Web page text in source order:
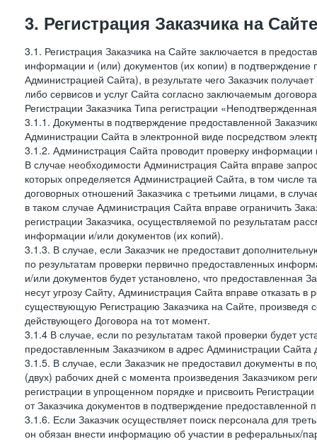
3. Регистрация Заказчика на Сайте
3.1. Регистрация Заказчика на Сайте заключается в
информации и (или) документов (их копии) в
Администрацией Сайта), в результате чего Заказчик
либо сервисов и услуг Сайта согласно заключаемым
Регистрации Заказчика Типа регистрации
3.1.1. Документы в подтверждение предоставленной
Администрации Сайта в электронной виде посредством
3.1.2. Администрация Сайта проводит проверку информации
В случае необходимости Администрация Сайта вправе
которых определяется Администрацией Сайта, в том числе
договорных отношений Заказчика с третьими лицами, в
в таком случае Администрация Сайта вправе ограничить
регистрации Заказчика, осуществляемой по результатам
информации и/или документов (их копий).
3.1.3. В случае, если Заказчик не предоставит
по результатам проверки первично предоставленных
и/или документов будет установлено, что предоставленная
несут угрозу Сайту, Администрация Сайта вправе отказать
существующую Регистрацию Заказчика на Сайте, произведя
действующего Договора на тот момент.
3.1.4 В случае, если по результатам такой проверки будет
предоставленным Заказчиком в адрес Администрации
3.1.5. В случае, если Заказчик не предоставил документы в
(двух) рабочих дней с момента произведения Заказчиком
регистрации в упрощенном порядке и присвоить
от Заказчика документов в подтверждение
3.1.6. Если Заказчик осуществляет поиск персонала для
он обязан внести информацию об участии в реферальных/